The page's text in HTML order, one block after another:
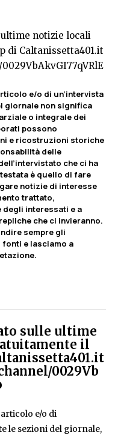
notizie locali
di Caltanissetta401.it
e/o di un’intervista
giornale non significa
o integrale dei
possono
e ricostruzioni storiche
delle
che ci ha
è quello di fare
notizie di interesse
trattato,
degli interessati e a
che ci invieranno.
sempre gli
e lasciamo a
sulle ultime
il
0029Vb
e/o di
le sezioni del giornale,